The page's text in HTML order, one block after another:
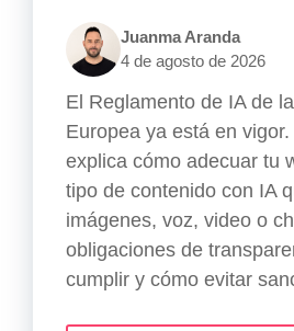
Juanma Aranda
4 de agosto de 2026
El Reglamento de IA de
Europea ya está en
explica cómo adecuar tu
tipo de contenido con IA
imágenes, voz, video o
obligaciones de
cumplir y cómo evitar